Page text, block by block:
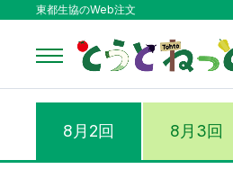
東都生協のWeb注文
8月2回 8月3回